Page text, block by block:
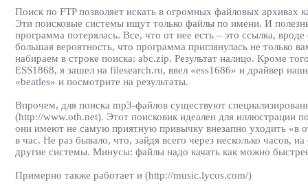
Поиск по FTP позволяет искать в огромных файловых
Эти поисковые системы ищут только файлы по имени. И
программа потерялась. Все, что от нее есть – это ссылка,
большая вероятность, что программа приглянулась не только
набираем в строке поиска: abc.zip. Результат налицо. Кроме
ESS1868, я зашел на filesearch.ru, ввел «ess1686» и драйвер
«beatles» и посмотрите на результаты.
Впрочем, для поиска mp3-файлов существуют
(http://www.oth.net). Этот поисковик идеален для иллюстрации
они имеют не самую приятную привычку внезапно уходить «в
в час. Не раз бывало, что, зайдя всего через несколько
другие системы. Минусы: файлы надо качать как можно
Примерно также работает и (http://music.lycos.com/)